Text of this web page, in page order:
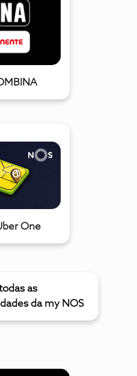
One
as
da my NOS